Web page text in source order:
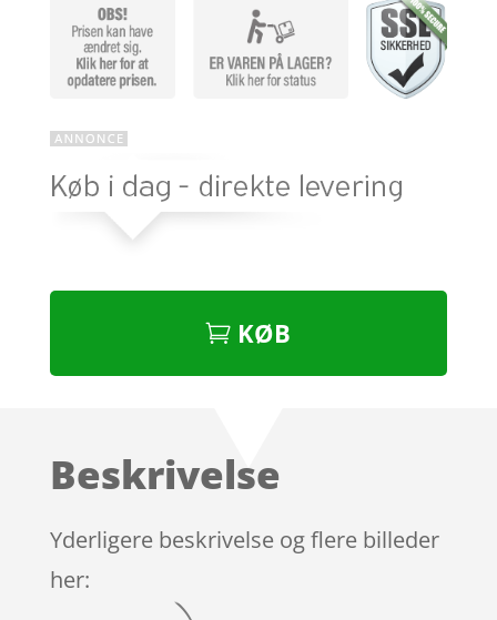
KØB
Beskrivelse
Yderligere beskrivelse og flere billeder
her: